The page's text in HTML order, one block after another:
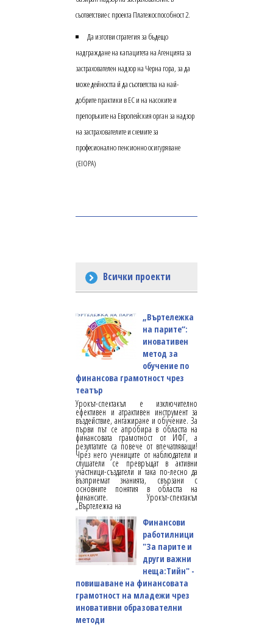
съответствие с проекта Платежоспособност 2.
Да изготви стратегия за бъдещо
надграждане на капацитета на Агенцията за
застрахователен надзор на Черна гора, за да
може дейността й да съответства на най-
добрите практики в ЕС и на насоките и
препоръките на Европейския орган за надзор
на застрахователите и схемите за
професионално пенсионно осигуряване
(EIOPA)
Всички проекти
„Въртележка
на парите“:
иновативен
метод за
обучение по
финансова грамотност чрез
театър
Урокът-спектакъл е изключително
ефективен и атрактивен инструмент за
въздействие, ангажиране и обучение. За
първи път се апробира в областта на
финансовата грамотност от ИФГ, а
резултатите са повече от впечатляващи!
Чрез него учениците от наблюдатели и
слушатели се превръщат в активни
участници-създатели и така по-лесно да
възприемат знанията, свързани с
основните понятия в областта на
финансите. Урокът-спектакъл
„Въртележка на
Финансови
работилници
"За парите и
други важни
неща:Тийн" -
повишаване на финансовата
грамотност на младежи чрез
иновативни образователни
методи